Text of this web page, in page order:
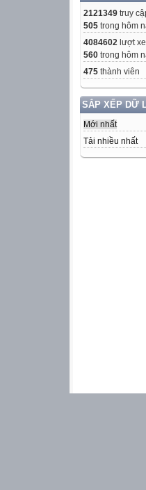
2121349 truy
505 trong hôm
4084602 lượt
560 trong hôm
475 thành viên
SẮP XẾP DỮ
Mới nhất
Tải nhiều nhất